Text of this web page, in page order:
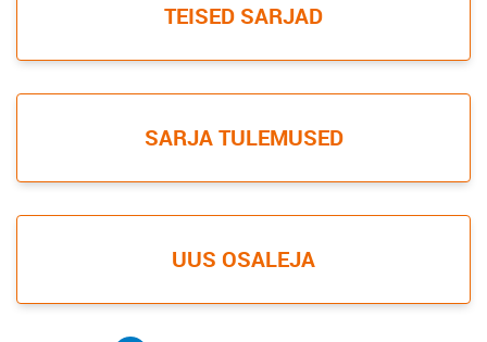
TEISED SARJAD
SARJA TULEMUSED
UUS OSALEJA